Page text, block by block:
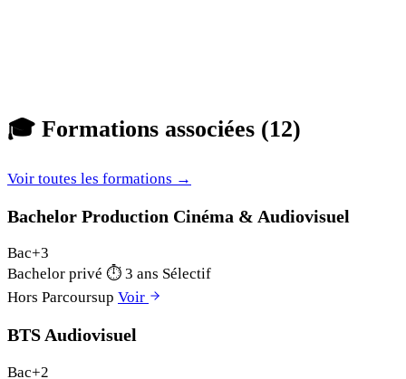
🎓 Formations associées (12)
Voir toutes les formations →
Bachelor Production Cinéma & Audiovisuel
Bac+3
Bachelor privé ⏱ 3 ans Sélectif
Hors Parcoursup Voir
BTS Audiovisuel
Bac+2